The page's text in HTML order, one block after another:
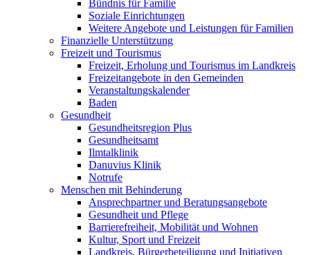
Bündnis für Familie
Soziale Einrichtungen
Weitere Angebote und Leistungen für Familien
Finanzielle Unterstützung
Freizeit und Tourismus
Freizeit, Erholung und Tourismus im Landkreis
Freizeitangebote in den Gemeinden
Veranstaltungskalender
Baden
Gesundheit
Gesundheitsregion Plus
Gesundheitsamt
Ilmtalklinik
Danuvius Klinik
Notrufe
Menschen mit Behinderung
Ansprechpartner und Beratungsangebote
Gesundheit und Pflege
Barrierefreiheit, Mobilität und Wohnen
Kultur, Sport und Freizeit
Landkreis, Bürgerbeteiligung und Initiativen